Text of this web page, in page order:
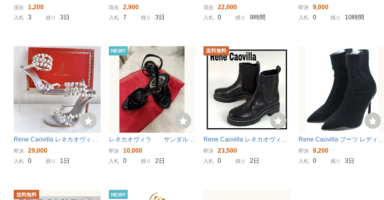
villa レネカオヴィラ 38(24.5cm
相当) サテン リボン ラインスト
現在 1,200
入札 3 残り 3日
villa レネカオヴィラ 37(24cm
相当) フェイクパール ラインス
現在 2,900
入札 7 残り 3日
サンダル ヒール スネーク スパ
イラル 34 22cm シルバー Rene
現在 22,000
入札 0 残り 9時間
ップ エナメル
即決 9,000
入札 0 残り 10時間
Rene Caovilla レネカオヴィラ
ビジュー パール ハイヒール オ
ープントゥ サンダル パンプス
即決 29,000
入札 0 残り 1日
NEW!!
レネカオヴィラ サンダル
黒 ３６ 【８９１８－１】
即決 10,000
入札 0 残り 2日
送料無料
Rene Caovilla レネカオヴィラ
サイドゴア ブーツ ビジューソ
ール ラメ レザー 本革 ブラック
即決 23,500
入札 0 残り 2日
Rene Caovilla ブーツ レディー
ス レネ カオヴィラ 中古 古
着
即決 9,200
入札 0 残り 3日
送料無料 NEW!!